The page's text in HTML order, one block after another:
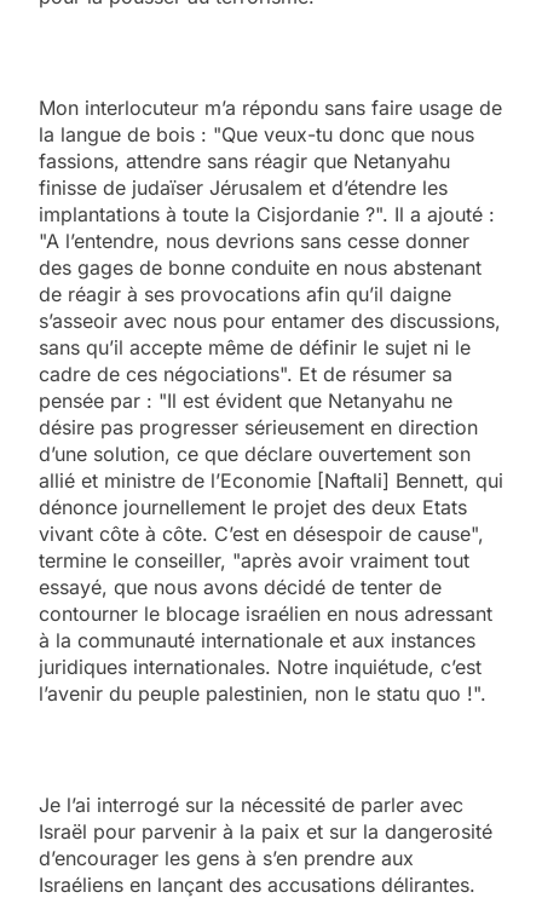
Mon interlocuteur m’a répondu sans faire usage de
la langue de bois : "Que veux-tu donc que nous
fassions, attendre sans réagir que Netanyahu
finisse de judaïser Jérusalem et d’étendre les
implantations à toute la Cisjordanie ?". Il a ajouté :
"A l’entendre, nous devrions sans cesse donner
des gages de bonne conduite en nous abstenant
de réagir à ses provocations afin qu’il daigne
s’asseoir avec nous pour entamer des discussions,
sans qu’il accepte même de définir le sujet ni le
cadre de ces négociations". Et de résumer sa
pensée par : "Il est évident que Netanyahu ne
désire pas progresser sérieusement en direction
d’une solution, ce que déclare ouvertement son
allié et ministre de l’Economie [Naftali] Bennett, qui
dénonce journellement le projet des deux Etats
vivant côte à côte. C’est en désespoir de cause",
termine le conseiller, "après avoir vraiment tout
essayé, que nous avons décidé de tenter de
contourner le blocage israélien en nous adressant
à la communauté internationale et aux instances
juridiques internationales. Notre inquiétude, c’est
l’avenir du peuple palestinien, non le statu quo !".
Je l’ai interrogé sur la nécessité de parler avec
Israël pour parvenir à la paix et sur la dangerosité
d’encourager les gens à s’en prendre aux
Israéliens en lançant des accusations délirantes.